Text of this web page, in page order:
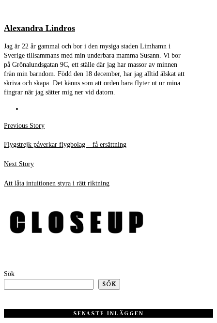
Alexandra Lindros
Jag är 22 år gammal och bor i den mysiga staden Limhamn i
Sverige tillsammans med min underbara mamma Susann. Vi bor
på Grönalundsgatan 9C, ett ställe där jag har massor av minnen
från min barndom. Född den 18 december, har jag alltid älskat att
skriva och skapa. Det känns som att orden bara flyter ut ur mina
fingrar när jag sätter mig ner vid datorn.
Inläggsnavigering
Previous StoryPrevious
Flygstrejk påverkar flygbolag – få ersättning
Next StoryNext
Att låta intuitionen styra i rätt riktning
Sök
SÖK
SENASTE INLÄGGEN